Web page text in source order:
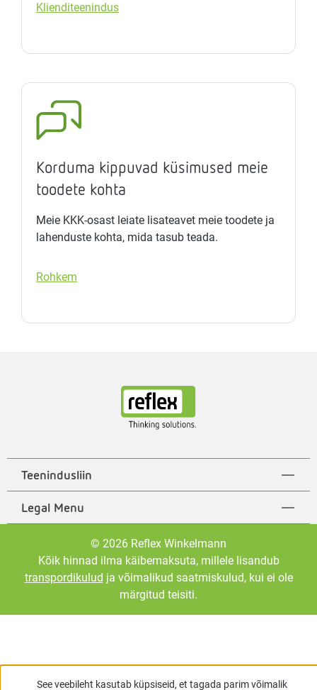
Klienditeenindus
Korduma kippuvad küsimused meie
toodete kohta
Meie KKK-osast leiate lisateavet meie toodete ja
lahenduste kohta, mida tasub teada.
Rohkem
Teenindusliin
Legal Menu
© 2026 Reflex Winkelmann
Kõik hinnad ilma käibemaksuta, millele lisandub
transpordikulud ja võimalikud saatmiskulud, kui ei ole
märgitud teisiti.
See veebileht kasutab küpsiseid, et tagada parim võimalik